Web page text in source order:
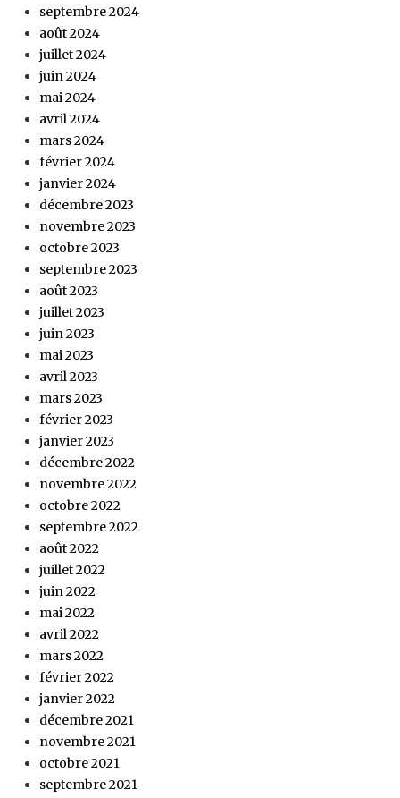
septembre 2024
août 2024
juillet 2024
juin 2024
mai 2024
avril 2024
mars 2024
février 2024
janvier 2024
décembre 2023
novembre 2023
octobre 2023
septembre 2023
août 2023
juillet 2023
juin 2023
mai 2023
avril 2023
mars 2023
février 2023
janvier 2023
décembre 2022
novembre 2022
octobre 2022
septembre 2022
août 2022
juillet 2022
juin 2022
mai 2022
avril 2022
mars 2022
février 2022
janvier 2022
décembre 2021
novembre 2021
octobre 2021
septembre 2021